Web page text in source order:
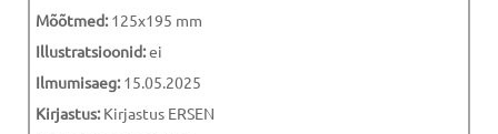
Mõõtmed:125x195 mm
Illustratsioonid:ei
Ilmumisaeg:15.05.2025
Kirjastus:Kirjastus ERSEN